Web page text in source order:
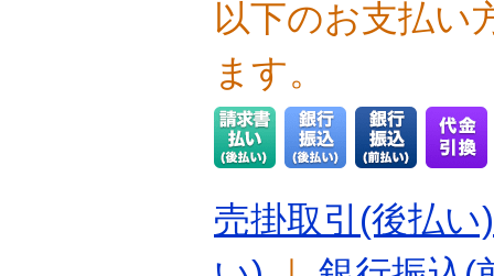
以下のお支払い
ます。
売掛取引(後払い)